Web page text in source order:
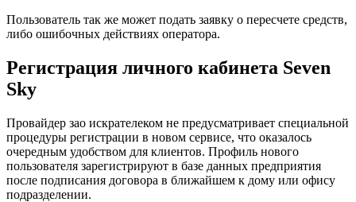
Пользователь так же может подать заявку о пересчете средств,
либо ошибочных действиях оператора.
Регистрация личного кабинета Seven
Sky
Провайдер зао искрателеком не предусматривает специальной
процедуры регистрации в новом сервисе, что оказалось
очередным удобством для клиентов. Профиль нового
пользователя зарегистрируют в базе данных предприятия
после подписания договора в ближайшем к дому или офису
подразделении.